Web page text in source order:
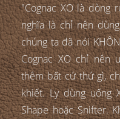
"Cognac XO là dòng
nghĩa là chỉ nên
chúng ta đã nói
Cognac XO chỉ nên
thêm bất cứ thứ gì,
khiết. Ly dùng uống
Shape hoặc Snifter.